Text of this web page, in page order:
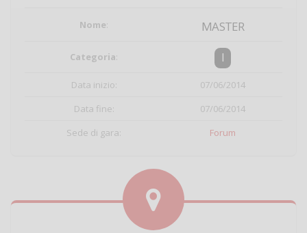
Nome: MASTER
Categoria: I
Data inizio:
07/06/2014
Data fine:
07/06/2014
Sede di gara:
Forum